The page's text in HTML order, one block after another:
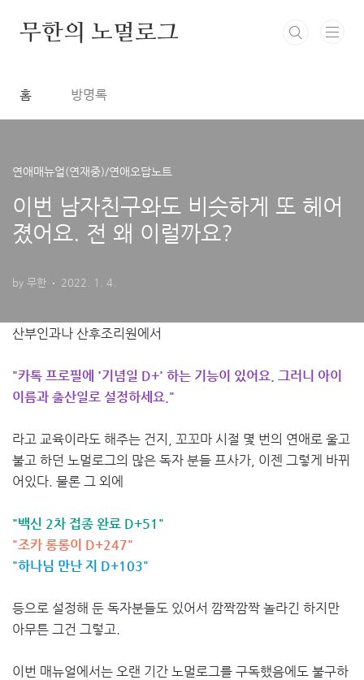
무한의 노멀로그
홈 방명록
연애매뉴얼(연재중)/연애오답노트
이번 남자친구와도 비슷하게 또 헤어
졌어요. 전 왜 이럴까요?
by 무한 2022. 1. 4.
산부인과나 산후조리원에서
"카톡 프로필에 '기념일 D+' 하는 기능이 있어요. 그러니 아이
이름과 출산일로 설정하세요."
라고 교육이라도 해주는 건지, 꼬꼬마 시절 몇 번의 연애로 울고
불고 하던 노멀로그의 많은 독자 분들 프사가, 이젠 그렇게 바뀌
어있다. 물론 그 외에
"백신 2차 접종 완료 D+51"
"조카 롱롱이 D+247"
"하나님 만난 지 D+103"
등으로 설정해 둔 독자분들도 있어서 깜짝깜짝 놀라긴 하지만
아무튼 그건 그렇고.
이번 매뉴얼에서는 오랜 기간 노멀로그를 구독했음에도 불구하